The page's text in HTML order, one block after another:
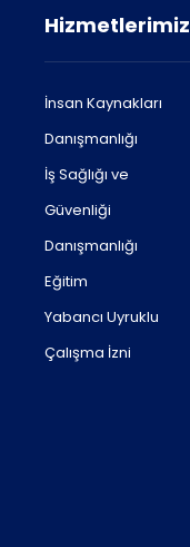
Hizmetlerimiz
İnsan Kaynakları
Danışmanlığı
İş Sağlığı ve
Güvenliği
Danışmanlığı
Eğitim
Yabancı Uyruklu
Çalışma İzni